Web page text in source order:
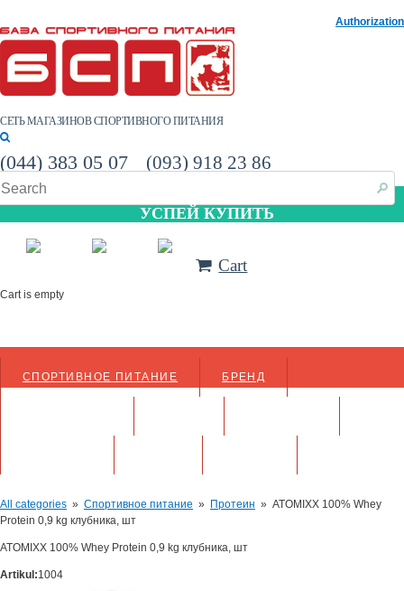
Authorization
СЕТЬ МАГАЗИНОВ СПОРТИВНОГО ПИТАНИЯ
(044) 383 05 07 (093) 918 23 86
УСПЕЙ КУПИТЬ
Cart
Cart is empty
СПОРТИВНОЕ ПИТАНИЕ БРЕНД
All categories » Спортивное питание » Протеин » ATOMIXX 100% Whey
Protein 0,9 kg клубника, шт
ATOMIXX 100% Whey Protein 0,9 kg клубника, шт
Artikul:1004